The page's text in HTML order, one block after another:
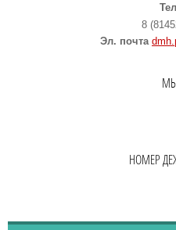
8
Эл. почта
НОМЕР